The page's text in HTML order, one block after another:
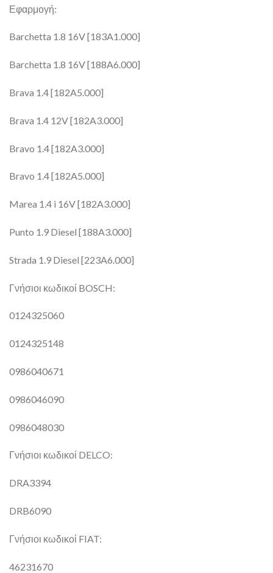
Εφαρμογή:
Barchetta 1.8 16V [183A1.000]
Barchetta 1.8 16V [188A6.000]
Brava 1.4 [182A5.000]
Brava 1.4 12V [182A3.000]
Bravo 1.4 [182A3.000]
Bravo 1.4 [182A5.000]
Marea 1.4 i 16V [182A3.000]
Punto 1.9 Diesel [188A3.000]
Strada 1.9 Diesel [223A6.000]
Γνήσιοι κωδικοί BOSCH:
0124325060
0124325148
0986040671
0986046090
0986048030
Γνήσιοι κωδικοί DELCO:
DRA3394
DRB6090
Γνήσιοι κωδικοί FIAT:
46231670